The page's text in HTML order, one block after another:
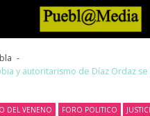
y autoritarismo de Díaz Ordaz
DEL VENENO FORO POLITICO